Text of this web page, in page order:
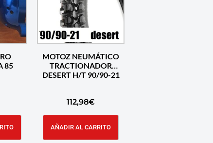
85
MOTOZ NEUMÁTICO
TRACTIONADOR
DESERT H/T 90/90-21
112,98€
AÑADIR AL CARRITO